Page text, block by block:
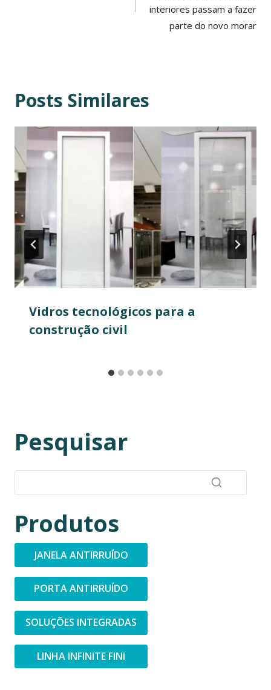
interiores passam a fazer
parte do novo morar
Posts Similares
Vidros tecnológicos para a
construção civil
Pesquisar
Produtos
JANELA ANTIRRUÍDO
PORTA ANTIRRUÍDO
SOLUÇÕES INTEGRADAS
LINHA INFINITE FINI